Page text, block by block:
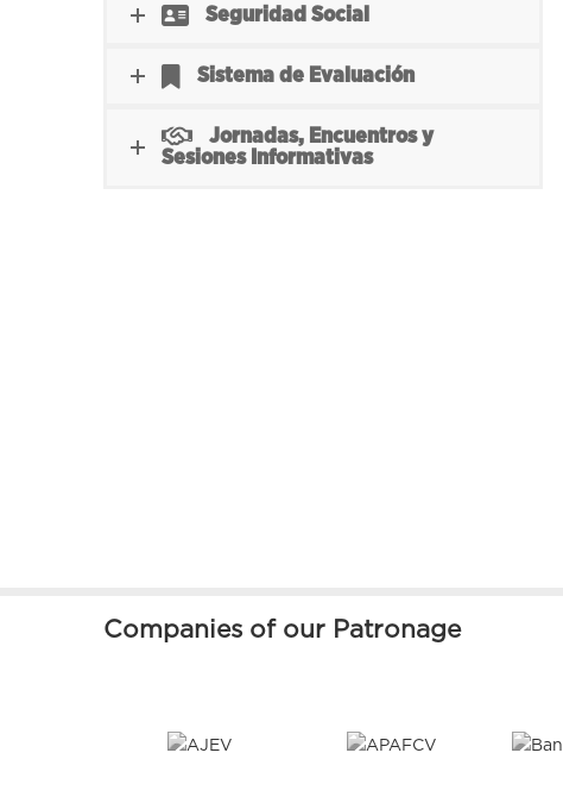
Seguridad Social
Sistema de Evaluación
Jornadas, Encuentros y
Sesiones Informativas
Companies of our Patronage